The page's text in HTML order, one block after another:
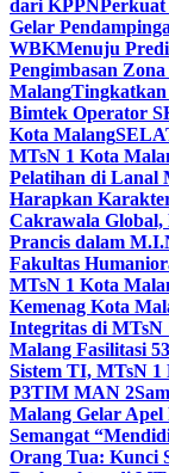
dari KPPNPerkuat
Gelar
WBKMenuju
Pengimbasan
MalangTingkatkan
Bimtek Operator
Kota Malang
MTsN 1 Kota
Pelatihan di Lanal
Harapkan
Cakrawala
Prancis dalam
Fakultas
MTsN 1 Kota
Kemenag Kota
Integritas di MTsN
Malang Fasilitasi
Sistem TI, MTsN
P3TIM MAN 2
Malang Gelar Apel
Semangat
Orang Tua: Kunci